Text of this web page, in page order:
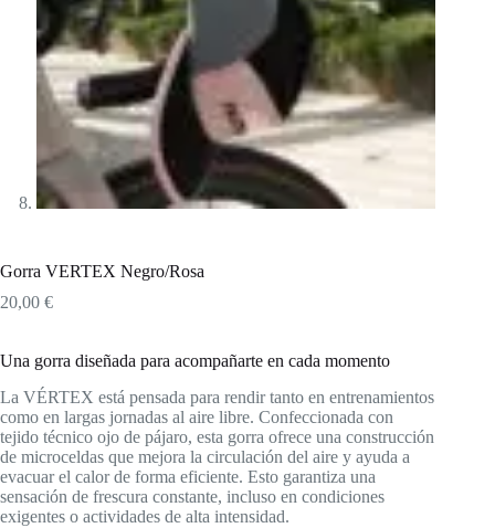
Gorra VERTEX Negro/Rosa
20,00 €
Una gorra diseñada para acompañarte en cada momento
La VÉRTEX está pensada para rendir tanto en entrenamientos
como en largas jornadas al aire libre. Confeccionada con
tejido técnico ojo de pájaro, esta gorra ofrece una construcción
de microceldas que mejora la circulación del aire y ayuda a
evacuar el calor de forma eficiente. Esto garantiza una
sensación de frescura constante, incluso en condiciones
exigentes o actividades de alta intensidad.